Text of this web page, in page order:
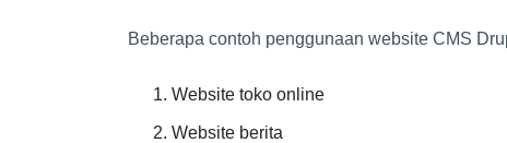
Beberapa contoh penggunaan website CMS
Website toko online
Website berita